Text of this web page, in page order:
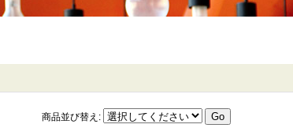
商品並び替え :